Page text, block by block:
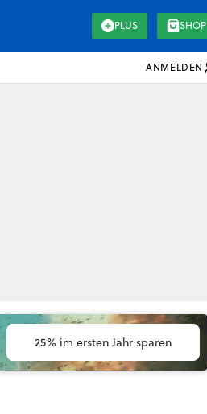
PLUS SHOP
ANMELDEN
25% im ersten Jahr sparen